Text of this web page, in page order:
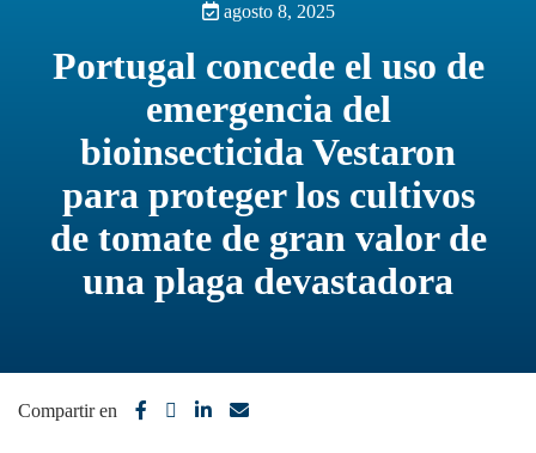
agosto 8, 2025
Portugal concede el uso de
emergencia del
bioinsecticida Vestaron
para proteger los cultivos
de tomate de gran valor de
una plaga devastadora
Compartir en